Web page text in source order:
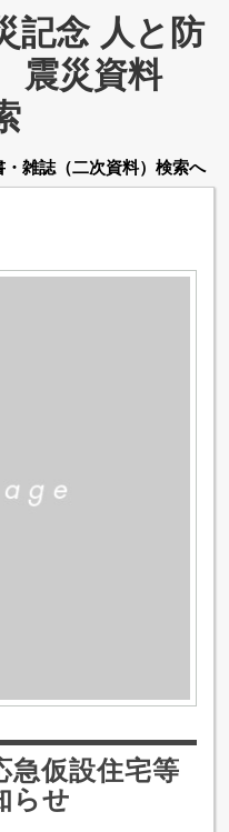
記念 人と防
震災資料
雑誌（二次資料） 検索へ
仮設住宅等
らせ